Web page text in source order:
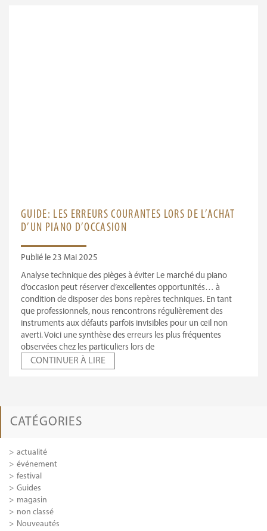
GUIDE: LES ERREURS COURANTES LORS DE L’ACHAT
D’UN PIANO D’OCCASION
Publié le 23 Mai 2025
Analyse technique des pièges à éviter Le marché du piano
d’occasion peut réserver d’excellentes opportunités… à
condition de disposer des bons repères techniques. En tant
que professionnels, nous rencontrons régulièrement des
instruments aux défauts parfois invisibles pour un œil non
averti. Voici une synthèse des erreurs les plus fréquentes
observées chez les particuliers lors de
CONTINUER À LIRE
CATÉGORIES
actualité
événement
festival
Guides
magasin
non classé
Nouveautés